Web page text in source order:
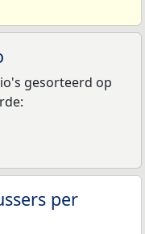
gesorteerd op
per